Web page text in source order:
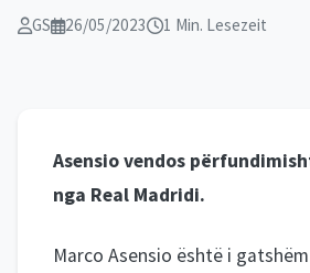
GS 26/05/2023 1 Min. Lesezeit
Asensio vendos
nga Real Madridi.
Marco Asensio është i